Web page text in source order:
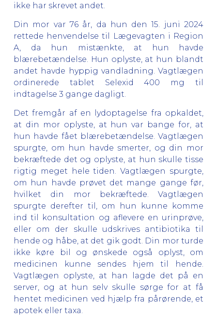
ikke har skrevet andet.
Din mor var 76 år, da hun den 15. juni 2024
rettede henvendelse til Lægevagten i Region
A, da hun mistænkte, at hun havde
blærebetændelse. Hun oplyste, at hun blandt
andet havde hyppig vandladning. Vagtlægen
ordinerede tablet Selexid 400 mg til
indtagelse 3 gange dagligt.
Det fremgår af en lydoptagelse fra opkaldet,
at din mor oplyste, at hun var bange for, at
hun havde fået blærebetændelse. Vagtlægen
spurgte, om hun havde smerter, og din mor
bekræftede det og oplyste, at hun skulle tisse
rigtig meget hele tiden. Vagtlægen spurgte,
om hun havde prøvet det mange gange før,
hvilket din mor bekræftede. Vagtlægen
spurgte derefter til, om hun kunne komme
ind til konsultation og aflevere en urinprøve,
eller om der skulle udskrives antibiotika til
hende og håbe, at det gik godt. Din mor turde
ikke køre bil og ønskede også oplyst, om
medicinen kunne sendes hjem til hende.
Vagtlægen oplyste, at han lagde det på en
server, og at hun selv skulle sørge for at få
hentet medicinen ved hjælp fra pårørende, et
apotek eller taxa.